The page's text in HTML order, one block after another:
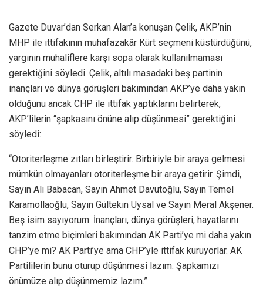
Gazete Duvar’dan Serkan Alan’a konuşan Çelik, AKP’nin
MHP ile ittifakının muhafazakâr Kürt seçmeni küstürdüğünü,
yargının muhaliflere karşı sopa olarak kullanılmaması
gerektiğini söyledi. Çelik, altılı masadaki beş partinin
inançları ve dünya görüşleri bakımından AKP’ye daha yakın
olduğunu ancak CHP ile ittifak yaptıklarını belirterek,
AKP’lilerin “şapkasını önüne alıp düşünmesi” gerektiğini
söyledi:
“Otoriterleşme zıtları birleştirir. Birbiriyle bir araya gelmesi
mümkün olmayanları otoriterleşme bir araya getirir. Şimdi,
Sayın Ali Babacan, Sayın Ahmet Davutoğlu, Sayın Temel
Karamollaoğlu, Sayın Gültekin Uysal ve Sayın Meral Akşener.
Beş isim sayıyorum. İnançları, dünya görüşleri, hayatlarını
tanzim etme biçimleri bakımından AK Parti’ye mi daha yakın
CHP’ye mi? AK Parti’ye ama CHP’yle ittifak kuruyorlar. AK
Partililerin bunu oturup düşünmesi lazım. Şapkamızı
önümüze alıp düşünmemiz lazım.”